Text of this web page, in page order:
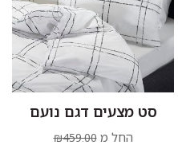
סט מצעים דגם נועם
החל מ ₪459.00